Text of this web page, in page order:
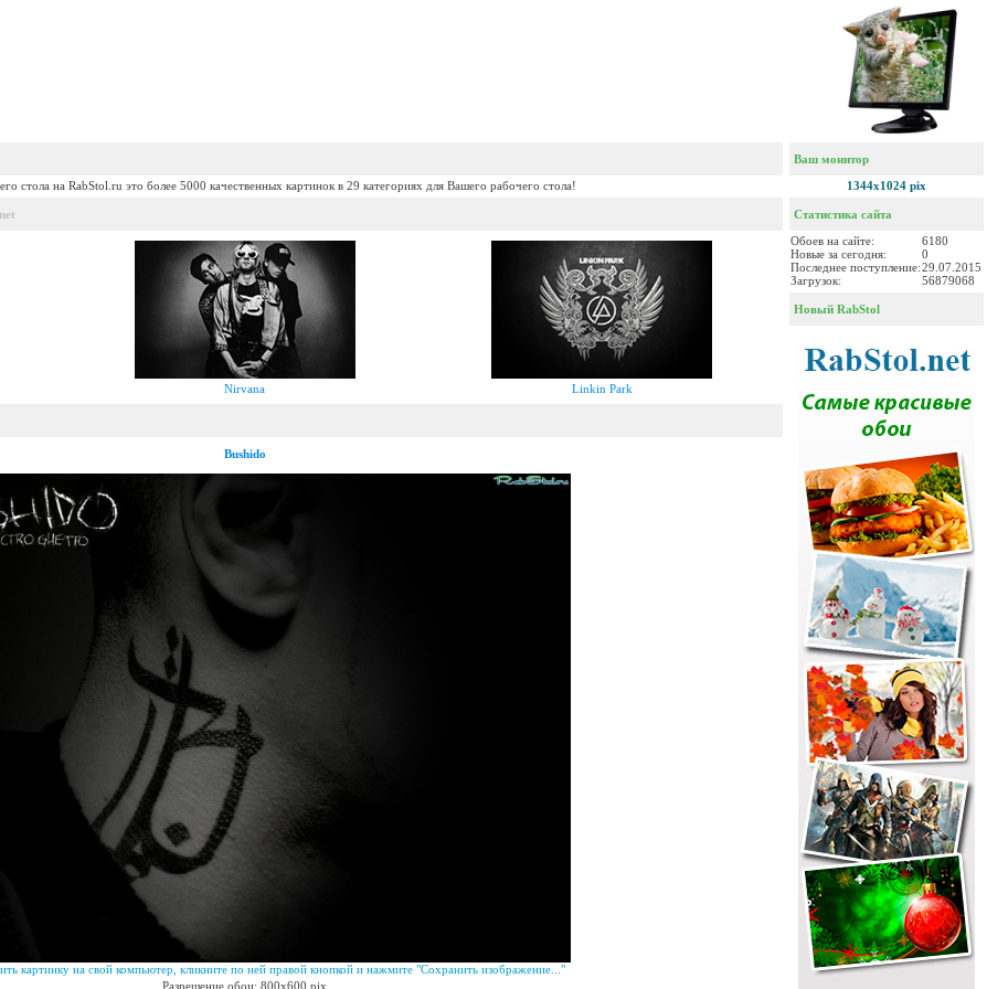
стола на RabStol.ru это более 5000 качественных картинок в 29 категориях для Вашего рабочего стола!
Nirvana Linkin Park
Bushido
картинку на свой компьютер, кликните по ней правой кнопкой и нажмите "Сохранить изображение..."
Разрешение обои: 800x600 pix
Ваш монитор
1344x1024 pix
Статистика сайта
Обоев на сайте:
6180
Новые за сегодня:
0
Последнее поступление:29.07.2015
Загрузок:
56879068
Новый RabStol